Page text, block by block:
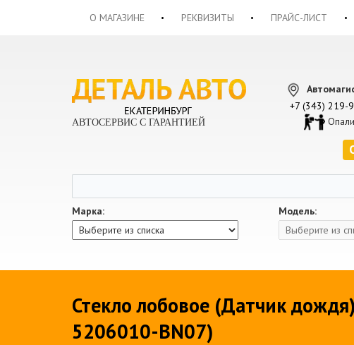
О МАГАЗИНЕ РЕКВИЗИТЫ ПРАЙС-ЛИСТ
АВТОСЕРВИС С ГАРАНТИЕЙ
+7 (343) 219-
Марка: Модель:
Стекло лобовое (Датчик
5206010-BN07)